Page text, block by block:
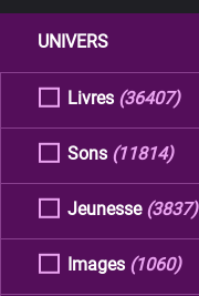
UNIVERS
Livres (36407)
Sons (11814)
Jeunesse (3837)
Images (1060)